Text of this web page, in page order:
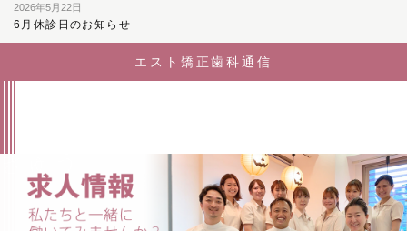
2026年5月22日
6月休診日のお知らせ
エスト矯正歯科通信